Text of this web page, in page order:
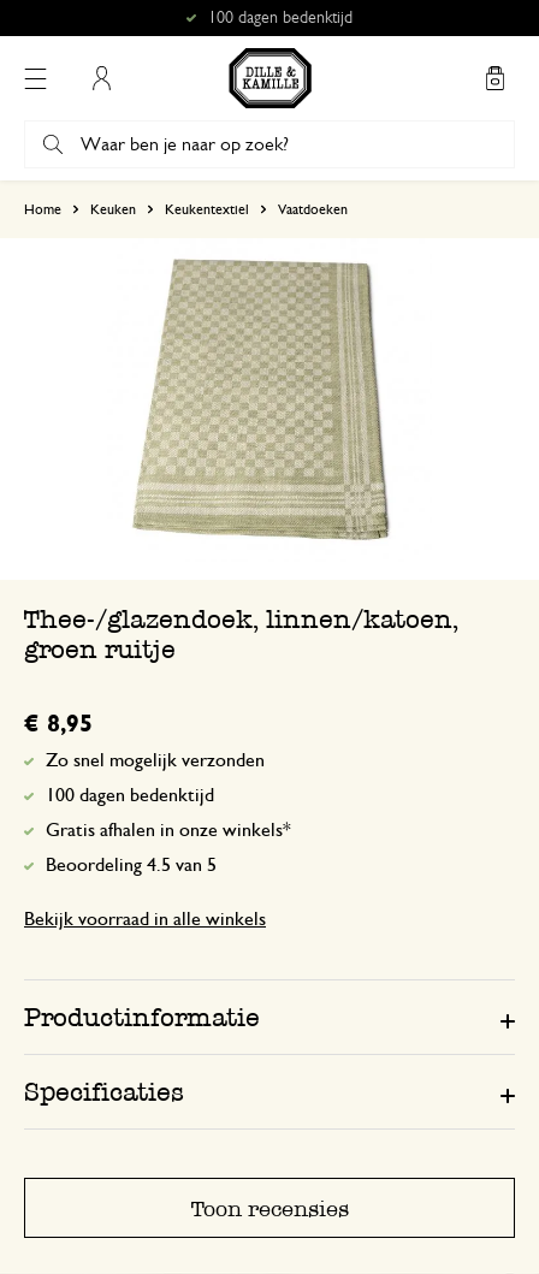
100 dagen bedenktijd
Home Keuken Keukentextiel Vaatdoeken
Thee-/glazendoek, linnen/katoen,
groen ruitje
€ 8,95
Zo snel mogelijk verzonden
100 dagen bedenktijd
Gratis afhalen in onze winkels*
Beoordeling 4.5 van 5
Bekijk voorraad in alle winkels
Productinformatie
Specificaties
Toon recensies
4
3
2
1
2 januari 2025
Enkel een score, geen toelichting